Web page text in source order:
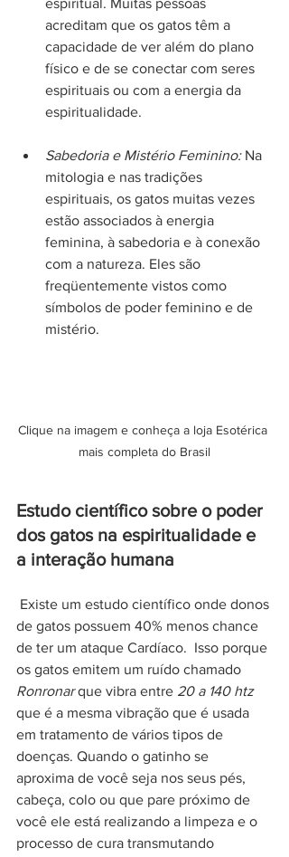
espiritual. Muitas pessoas
acreditam que os gatos têm a
capacidade de ver além do plano
físico e de se conectar com seres
espirituais ou com a energia da
espiritualidade.
Sabedoria e Mistério Feminino: Na
mitologia e nas tradições
espirituais, os gatos muitas vezes
estão associados à energia
feminina, à sabedoria e à conexão
com a natureza. Eles são
freqüentemente vistos como
símbolos de poder feminino e de
mistério.
Clique na imagem e conheça a loja Esotérica
mais completa do Brasil
Estudo científico sobre o poder
dos gatos na espiritualidade e
a interação humana
de gatos possuem 40% menos chance
de ter um ataque Cardíaco.  Isso porque
os gatos emitem um ruído chamado
Ronronar que vibra entre 20 a 140 htz
que é a mesma vibração que é usada
em tratamento de vários tipos de
doenças. Quando o gatinho se
aproxima de você seja nos seus pés,
cabeça, colo ou que pare próximo de
você ele está realizando a limpeza e o
processo de cura transmutando